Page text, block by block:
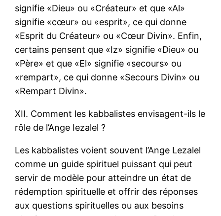
signifie «Dieu» ou «Créateur» et que «Al»
signifie «cœur» ou «esprit», ce qui donne
«Esprit du Créateur» ou «Cœur Divin». Enfin,
certains pensent que «Iz» signifie «Dieu» ou
«Père» et que «El» signifie «secours» ou
«rempart», ce qui donne «Secours Divin» ou
«Rempart Divin».
XII. Comment les kabbalistes envisagent-ils le
rôle de l’Ange Iezalel ?
Les kabbalistes voient souvent l’Ange Lezalel
comme un guide spirituel puissant qui peut
servir de modèle pour atteindre un état de
rédemption spirituelle et offrir des réponses
aux questions spirituelles ou aux besoins